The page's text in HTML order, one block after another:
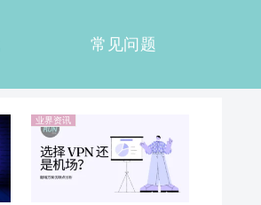
常见问题
业界资讯